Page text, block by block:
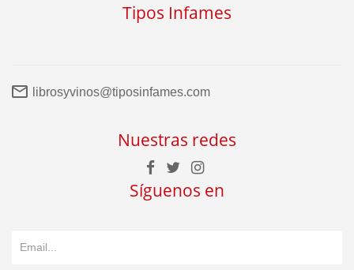
Tipos Infames
librosyvinos@tiposinfames.com
Nuestras redes
Síguenos en